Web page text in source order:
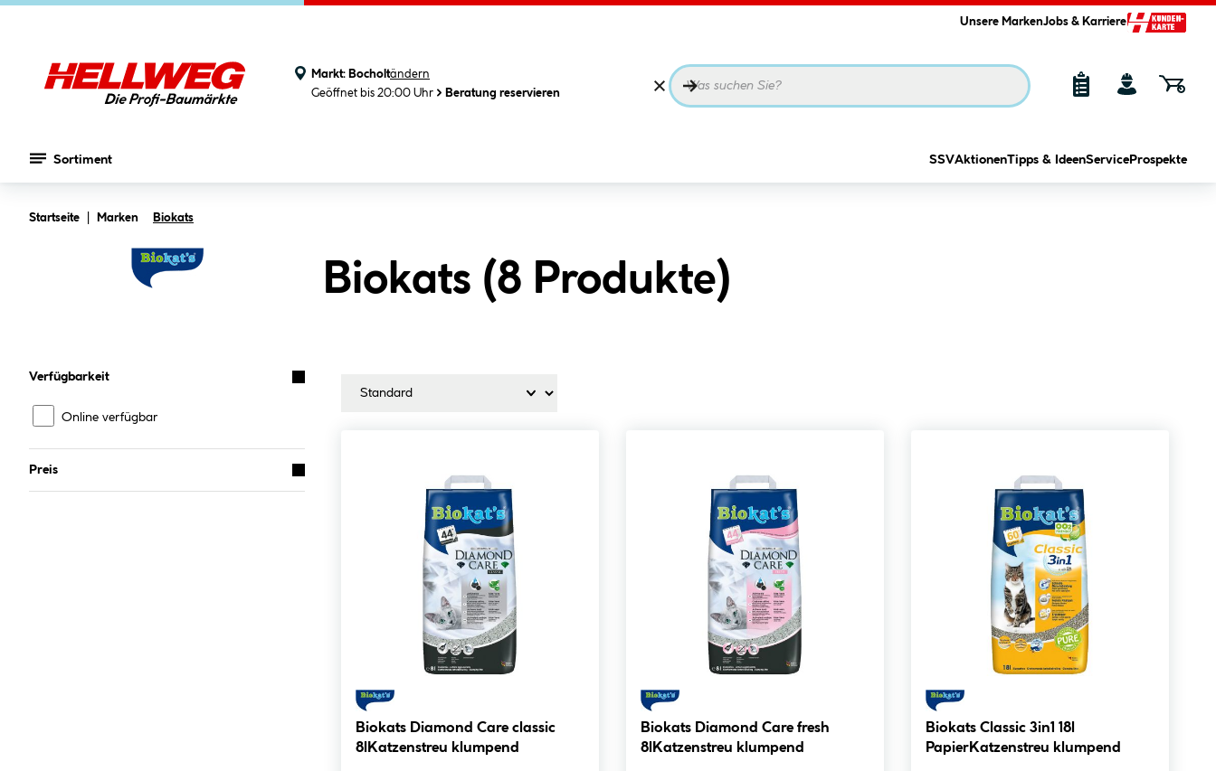
Unsere MarkenJobs & Karriere
Markt: Bocholtändern
Geöffnet bis 20:00 Uhr
Beratung reservieren
Sortiment SSVAktionenTipps & IdeenService Prospekte
Startseite Marken Biokats
Biokats (8 Produkte)
Verfügbarkeit
Online verfügbar
Preis
Biokats Diamond Care classic
8lKatzenstreu klumpend
Biokats Diamond Care fresh
8lKatzenstreu klumpend
Biokats Classic 3in1 18l
PapierKatzenstreu klumpend